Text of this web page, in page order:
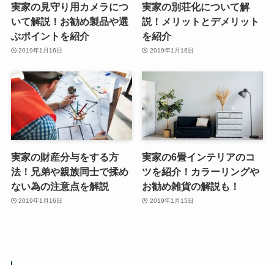
実家の見守り用カメラにつ
いて解説！お勧め製品や選
ぶポイントを紹介
2019年1月16日
実家の別荘化について解
説！メリットとデメリット
を紹介
2019年1月16日
実家の財産分与をする方
法！兄弟や親族同士で揉め
ない為の注意点を解説
2019年1月16日
実家の6畳インテリアのコ
ツを紹介！カラーリングや
お勧め雑貨の解説も！
2019年1月15日